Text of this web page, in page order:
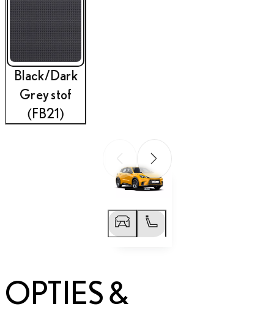
Black/Dark
Grey stof
(FB21)
Vorige slideVolgende slide
Vorige slide
OPTIES &